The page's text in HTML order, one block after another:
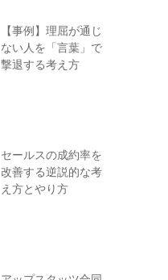
【事例】理屈が通じ
ない人を「言葉」で
撃退する考え方
セールスの成約率を
改善する逆説的な考
え方とやり方